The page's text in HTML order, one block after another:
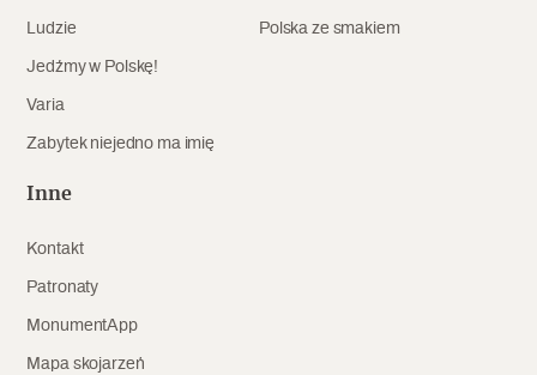
Świat
Popularne
Ludzie
Jedźmy w Polskę!
Varia
Zabytek niejedno ma imię
Polska ze smakiem
Inne
Kontakt
Patronaty
MonumentApp
Mapa skojarzeń